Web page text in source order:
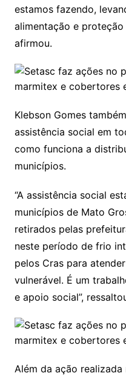
estamos fazendo,
alimentação e proteção
afirmou.
Klebson Gomes
assistência social em
como funciona a
municípios.
“A assistência social
municípios de Mato
retirados pelas
neste período de frio
pelos Cras para
vulnerável. É um
e apoio social”,
Além da ação